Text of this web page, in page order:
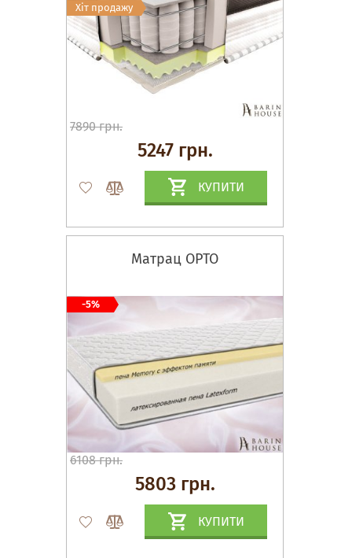
7890 грн.
5247 грн.
КУПИТИ
Хіт продажу
Матрац ОРТО
6108 грн.
5803 грн.
КУПИТИ
-5%